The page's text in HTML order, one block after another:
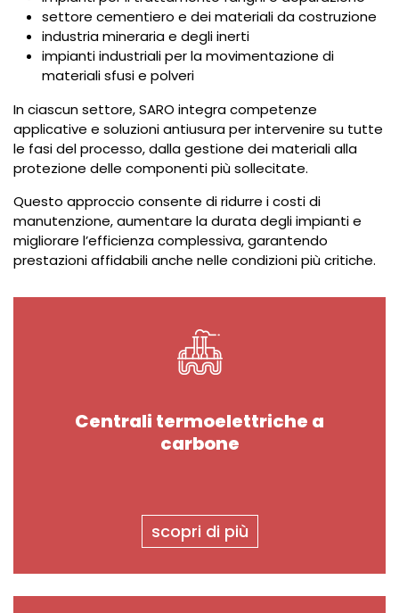
settore cementiero e dei materiali da costruzione
industria mineraria e degli inerti
impianti industriali per la movimentazione di
materiali sfusi e polveri
In ciascun settore, SARO integra competenze
applicative e soluzioni antiusura per intervenire su tutte
le fasi del processo, dalla gestione dei materiali alla
protezione delle componenti più sollecitate.
Questo approccio consente di ridurre i costi di
manutenzione, aumentare la durata degli impianti e
migliorare l’efficienza complessiva, garantendo
prestazioni affidabili anche nelle condizioni più critiche.
Centrali termoelettriche a
carbone
scopri di più